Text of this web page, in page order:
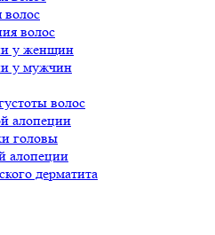
волос
волос
у женщин
у мужчин
волос
алопеции
головы
алопеции
дерматита